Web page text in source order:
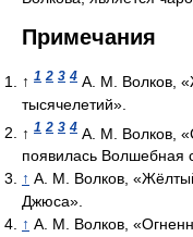
Примечания
↑ 1 2 3 4 А. М. Волков,
тысячелетий».
↑ 1 2 3 4 А. М. Волков,
появилась Волшебная
↑ А. М. Волков,
Джюса».
↑ А. М. Волков,